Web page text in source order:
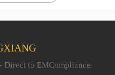
Direct to EMCompliance